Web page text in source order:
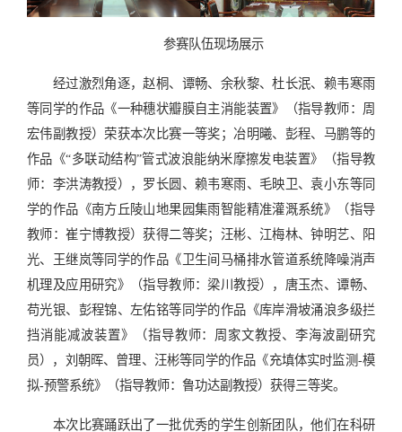
参赛队伍现场展示
经过激烈角逐，赵桐、谭畅、余秋黎、杜长泯、赖韦寒雨
等同学的作品《一种穗状瓣膜自主消能装置》（指导教师：周
宏伟副教授）荣获本次比赛一等奖；冶明曦、彭程、马鹏等的
作品《“多联动结构”管式波浪能纳米摩擦发电装置》（指导教
师：李洪涛教授），罗长圆、赖韦寒雨、毛映卫、袁小东等同
学的作品《南方丘陵山地果园集雨智能精准灌溉系统》（指导
教师：崔宁博教授）获得二等奖；汪彬、江梅林、钟明艺、阳
光、王继岚等同学的作品《卫生间马桶排水管道系统降噪消声
机理及应用研究》（指导教师：梁川教授），唐玉杰、谭畅、
苟光银、彭程锦、左佑铭等同学的作品《库岸滑坡涌浪多级拦
挡消能减波装置》（指导教师：周家文教授、李海波副研究
员），刘朝晖、曾理、汪彬等同学的作品《充填体实时监测-模
拟-预警系统》（指导教师：鲁功达副教授）获得三等奖。
本次比赛踊跃出了一批优秀的学生创新团队，他们在科研